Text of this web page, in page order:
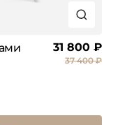
31 800 ₽
37 400 ₽